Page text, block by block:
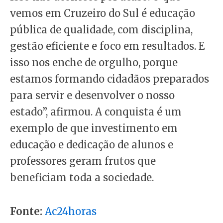
vemos em Cruzeiro do Sul é educação
pública de qualidade, com disciplina,
gestão eficiente e foco em resultados. E
isso nos enche de orgulho, porque
estamos formando cidadãos preparados
para servir e desenvolver o nosso
estado”, afirmou. A conquista é um
exemplo de que investimento em
educação e dedicação de alunos e
professores geram frutos que
beneficiam toda a sociedade.
Fonte: Ac24horas